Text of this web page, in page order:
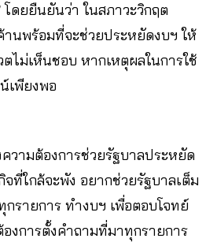
โดยยืนยันว่า ในสภาวะวิกฤต
นพร้อมที่จะช่วยประหยัดงบฯ ให้
ไม่เห็นชอบ หากเหตุผลในการใช้
เพียงพอ
วามต้องการช่วยรัฐบาลประหยัด
ที่ใกล้จะพัง อยากช่วยรัฐบาลเต็ม
กรายการ ทำงบฯ เพื่อตอบโจทย์
งการตั้งคำถามที่มาทุกรายการ